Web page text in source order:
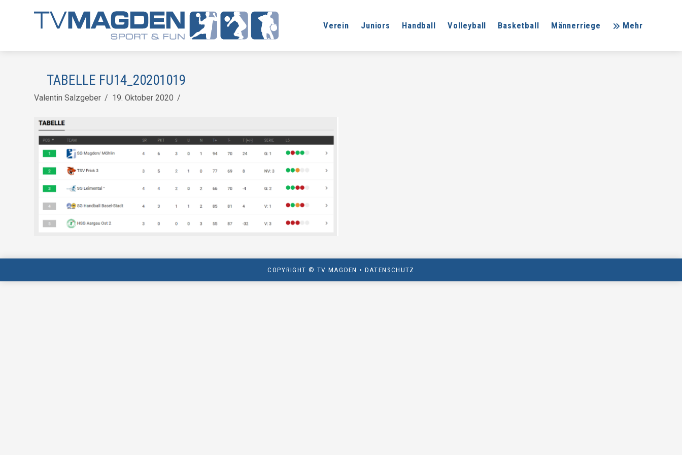
Verein Juniors Handball Volleyball Basketball Männerriege Mehr
TABELLE FU14_20201019
Valentin Salzgeber 19. Oktober 2020
COPYRIGHT © TV MAGDEN • DATENSCHUTZ